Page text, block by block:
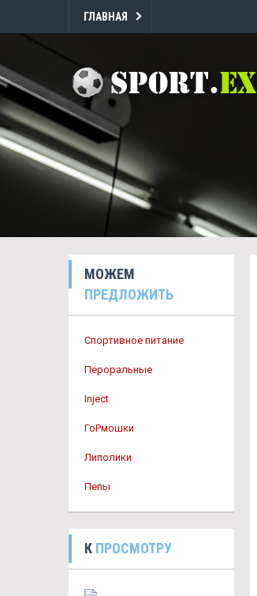
ГЛАВНАЯ
МОЖЕМ
ПРЕДЛОЖИТЬ
Спортивное питание
Пероральные
Inject
ГоРмошки
Липолики
Пепы
К ПРОСМОТРУ